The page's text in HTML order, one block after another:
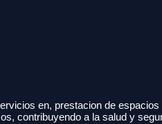
en, prestacion de
contribuyendo a la salud y